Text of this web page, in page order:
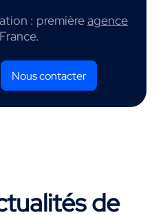
: premièreagence
Nous contacter
de